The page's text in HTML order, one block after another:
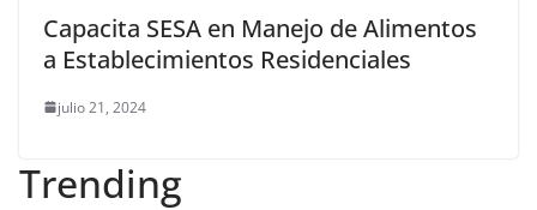
Capacita SESA en Manejo de Alimentos
a Establecimientos Residenciales
julio 21, 2024
Trending